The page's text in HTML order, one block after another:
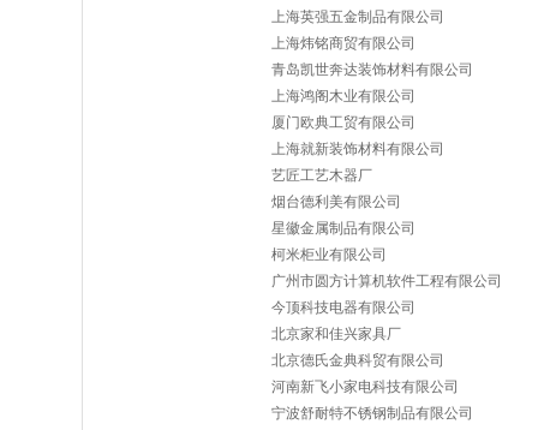
上海英强五金制品有限公司
上海炜铭商贸有限公司
青岛凯世奔达装饰材料有限公司
上海鸿阁木业有限公司
厦门欧典工贸有限公司
上海就新装饰材料有限公司
艺匠工艺木器厂
烟台德利美有限公司
星徽金属制品有限公司
柯米柜业有限公司
广州市圆方计算机软件工程有限公司
今顶科技电器有限公司
北京家和佳兴家具厂
北京德氏金典科贸有限公司
河南新飞小家电科技有限公司
宁波舒耐特不锈钢制品有限公司